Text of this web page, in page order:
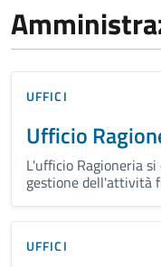
UFFICI
Ufficio
L'ufficio Ragioneria
gestione dell'attività
UFFICI